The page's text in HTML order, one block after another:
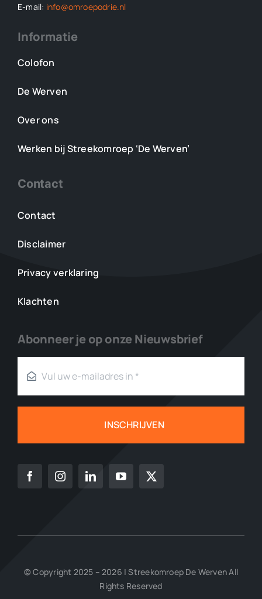
E-mail: info@omroepodrie.nl
Informatie
Colofon
De Werven
Over ons
Werken bij Streekomroep ‘De Werven’
Contact
Contact
Disclaimer
Privacy verklaring
Klachten
Abonneer je op onze Nieuwsbrief
INSCHRIJVEN
© Copyright 2025 – 2026 | Streekomroep De Werven All
Rights Reserved